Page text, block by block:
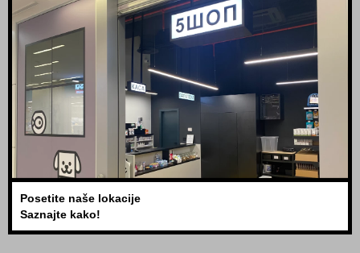
Posetite naše lokacije
Saznajte kako!